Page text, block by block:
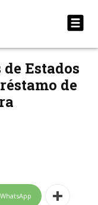
Estados
de
WhatsApp